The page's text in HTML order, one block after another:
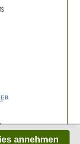
annehmen